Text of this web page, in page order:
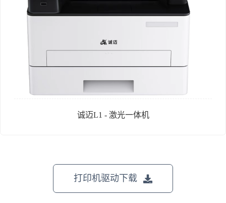
诚迈L1 - 激光一体机
打印机驱动下载